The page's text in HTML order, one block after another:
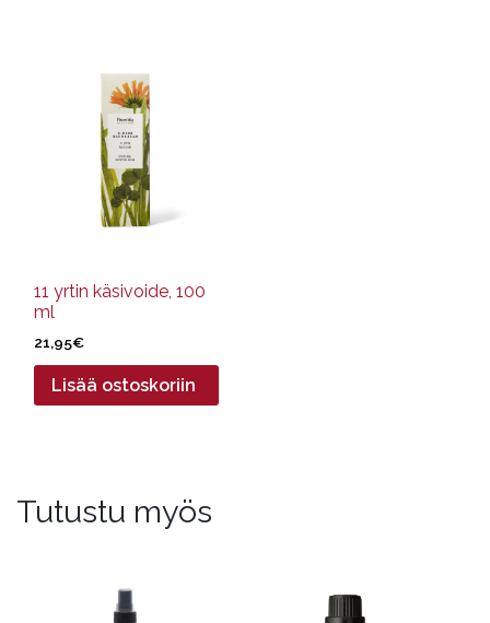
11 yrtin käsivoide, 100
ml
21,95€
Lisää ostoskoriin
Tutustu myös